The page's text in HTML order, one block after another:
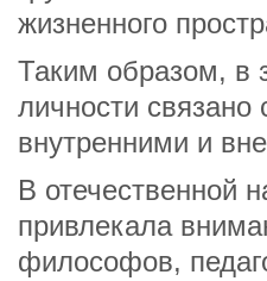
жизненного
Таким образом, в
личности
внутренними и
В отечественной
привлекала
философов,